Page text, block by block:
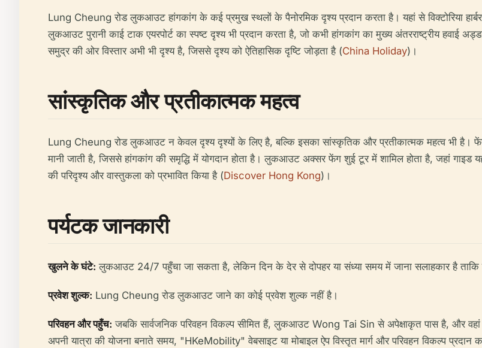
Lung Cheung रोड लुकआउट हांगकांग के कई प्रमुख स्थलों के पैनोरमिक दृश्य प्रदान करता है। यहां से विक्टोरिया
लुकआउट पुरानी काई टाक एयरपोर्ट का स्पष्ट दृश्य भी प्रदान करता है, जो कभी हांगकांग का मुख्य अंतरराष्ट्रीय हवाई
समुद्र की ओर विस्तार अभी भी दृश्य है, जिससे दृश्य को ऐतिहासिक दृष्टि जोड़ता है (China Holiday)।
सांस्कृतिक और प्रतीकात्मक महत्व
Lung Cheung रोड लुकआउट न केवल दृश्य दृश्यों के लिए है, बल्कि इसका सांस्कृतिक और प्रतीकात्मक महत्व भी है।
मानी जाती है, जिससे हांगकांग की समृद्धि में योगदान होता है। लुकआउट अक्सर फेंग शुई टूर में शामिल होता है, जहां गाइड
की परिदृश्य और वास्तुकला को प्रभावित किया है (Discover Hong Kong)।
पर्यटक जानकारी
खुलने के घंटे: लुकआउट 24/7 पहुँचा जा सकता है, लेकिन दिन के देर से दोपहर या संध्या समय में जाना सलाहकार है
प्रवेश शुल्क: Lung Cheung रोड लुकआउट जाने का कोई प्रवेश शुल्क नहीं है।
परिवहन और पहुँच: जबकि सार्वजनिक परिवहन विकल्प सीमित हैं, लुकआउट Wong Tai Sin से अपेक्षाकृत पास है, और
अपनी यात्रा की योजना बनाते समय, "HKeMobility" वेबसाइट या मोबाइल ऐप विस्तृत मार्ग और परिवहन विकल्प प्रदान